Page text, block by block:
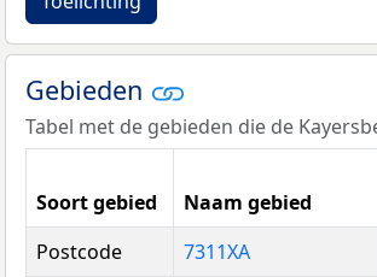
Gebieden
Tabel met de gebieden die de
Soort gebied Naam gebied
Postcode
7311XA